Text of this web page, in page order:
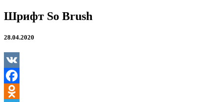
Шрифт
So
Шрифт So Brush
28.04.2020
VK
Facebook